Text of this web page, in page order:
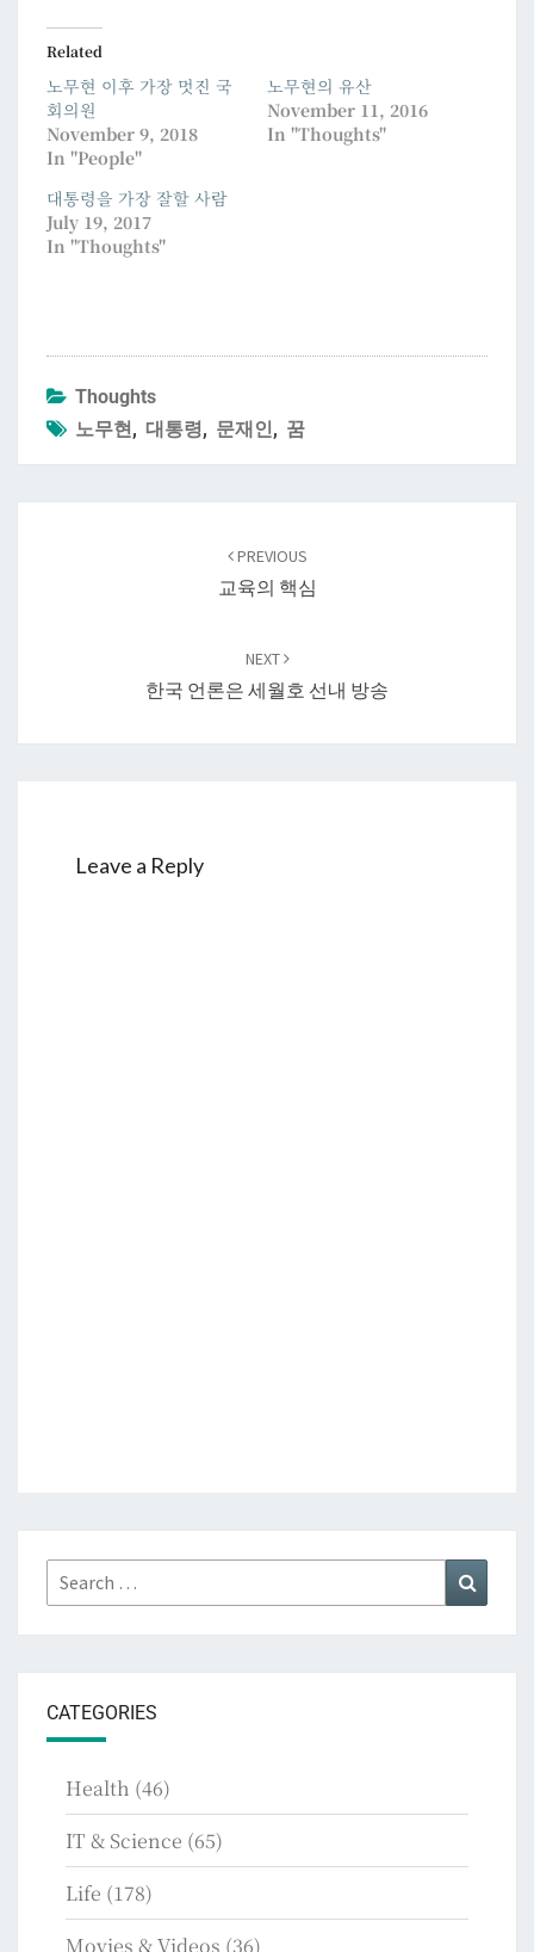
Related
노무현 이후 가장 멋진 국
회의원
November 9, 2018
In "People"
노무현의 유산
November 11, 2016
In "Thoughts"
대통령을 가장 잘할 사람
July 19, 2017
In "Thoughts"
Thoughts
노무현, 대통령, 문재인, 꿈
PREVIOUS
교육의 핵심
NEXT
한국 언론은 세월호 선내 방송
Leave a Reply
Search
for:
CATEGORIES
Health (46)
IT & Science (65)
Life (178)
Movies & Videos (36)